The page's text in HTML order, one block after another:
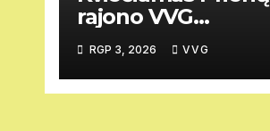
rajono VVG
visuotinis narių
susirinkimas
RGP 3, 2026 VVG